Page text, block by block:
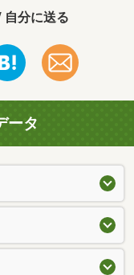
自分に送る
ータ